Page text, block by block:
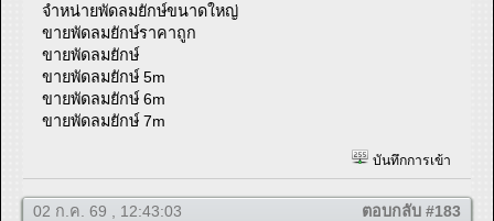
จำหน่ายพัดลมยักษ์ขนาดใหญ่
ขายพัดลมยักษ์ราคาถูก
ขายพัดลมยักษ์
ขายพัดลมยักษ์ 5m
ขายพัดลมยักษ์ 6m
ขายพัดลมยักษ์ 7m
บันทึกการเข้า
02 ก.ค. 69 , 12:43:03 ตอบกลับ #183